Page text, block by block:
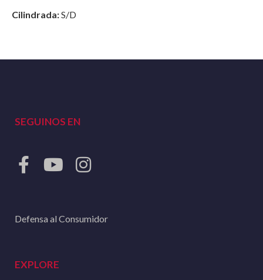
Cilindrada:S/D
SEGUINOS EN
Defensa al Consumidor
EXPLORE